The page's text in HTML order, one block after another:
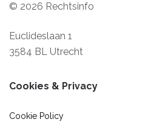
© 2026 Rechtsinfo
Euclideslaan 1
3584 BL Utrecht
Cookies & Privacy
Cookie Policy